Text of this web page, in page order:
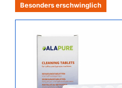
Besonders erschwinglich